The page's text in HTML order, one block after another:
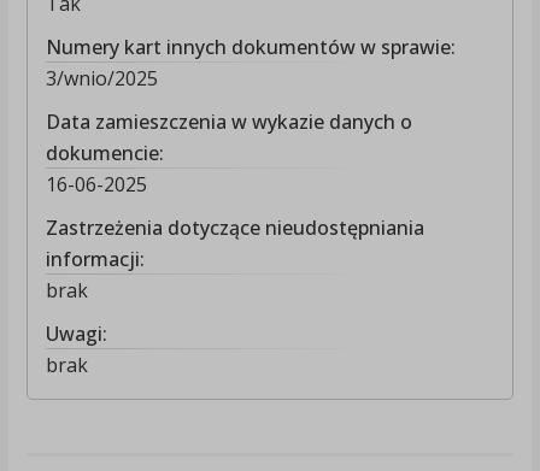
Numery kart innych dokumentów w sprawie:
3/wnio/2025
Data zamieszczenia w wykazie danych o
dokumencie:
16-06-2025
Zastrzeżenia dotyczące nieudostępniania
informacji:
brak
Uwagi:
brak